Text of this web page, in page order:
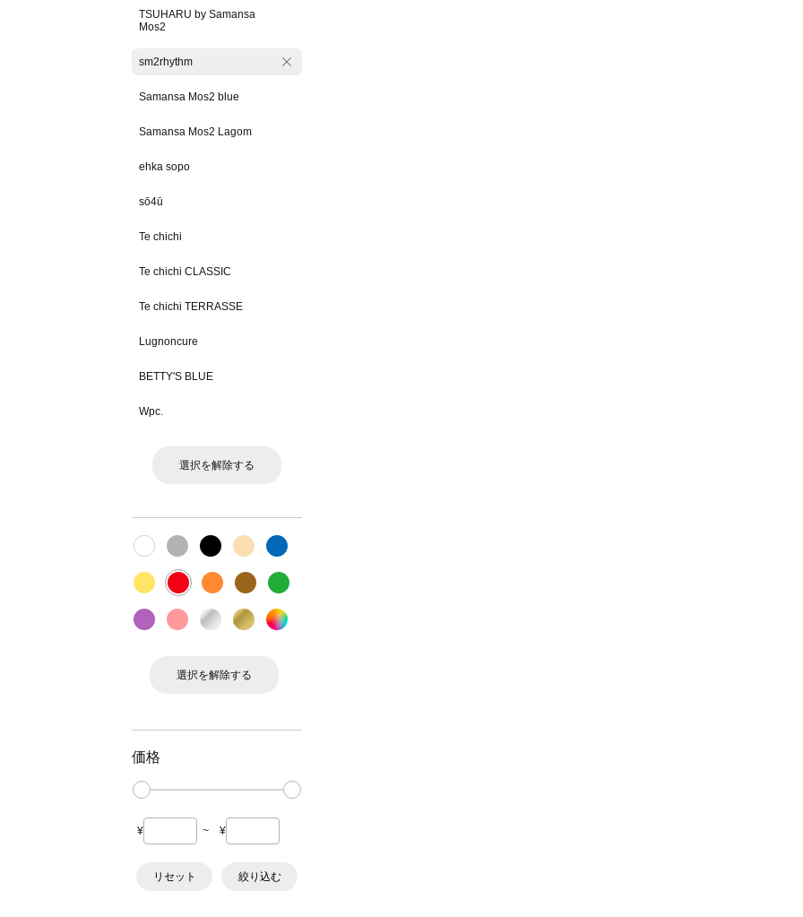
TSUHARU by Samansa
Mos2
sm2rhythm
Samansa Mos2 blue
Samansa Mos2 Lagom
ehka sopo
sō4ū
Te chichi
Te chichi CLASSIC
Te chichi TERRASSE
Lugnoncure
BETTY'S BLUE
Wpc.
選択を解除する
選択を解除する
価格
¥ ~ ¥
リセット 絞り込む